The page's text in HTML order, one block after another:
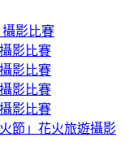
攝影比賽
影比賽
影比賽
影比賽
影比賽
節」花火旅遊攝影